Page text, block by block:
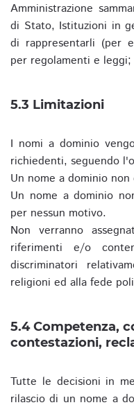
Amministrazione
di Stato, Istituzioni in
di rappresentarli (per
per regolamenti e leggi;
5.3 Limitazioni
I nomi a dominio
richiedenti, seguendo
Un nome a dominio
Un nome a dominio
per nessun motivo.
Non verranno
riferimenti e/o
discriminatori
religioni ed alla fede
5.4 Competenza,
contestazioni,
Tutte le decisioni in
rilascio di un nome a